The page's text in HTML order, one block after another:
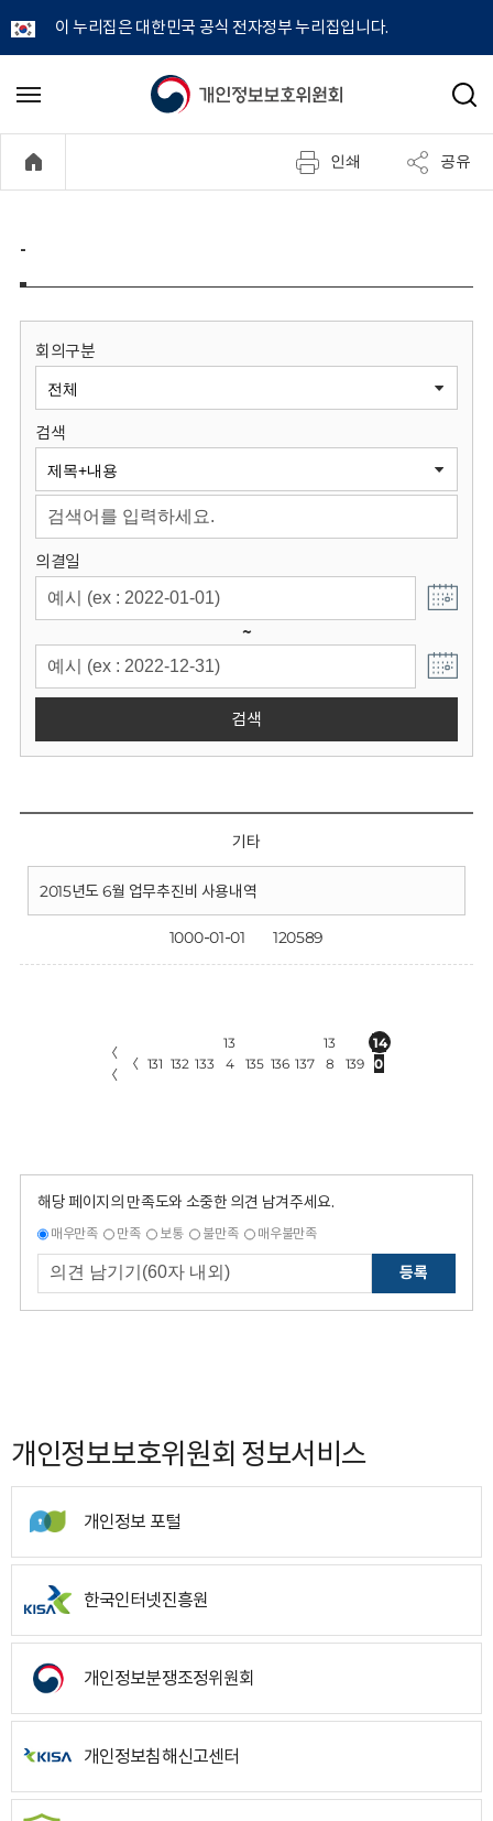
이 누리집은 대한민국 공식 전자정부 누리집입니다.
개
정
보
원
회
메
기
검
인쇄 공유
-
회의구분
검색
의결일
~
검색
기타
2015년도 6월 업무추진비 사용내역
1000-01-01 120589
〈
〈
〈 131 132 133
13
4
135 136 137
13
8
139
14
0
해당 페이지의 만족도와 소중한 의견 남겨주세요.
매우만족 만족 보통 불만족 매우불만족
등록
개인정보보호위원회 정보서비스
개인정보 포털
한국인터넷진흥원
개인정보분쟁조정위원회
개인정보침해신고센터